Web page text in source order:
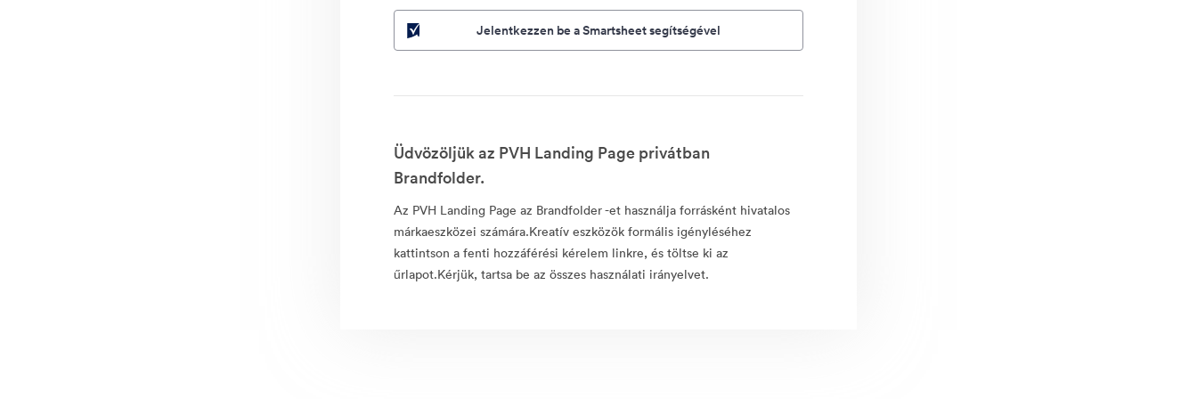
Jelentkezzen be a Smartsheet segítségével
Üdvözöljük az PVH Landing Page privátban
Brandfolder.
Az PVH Landing Page az Brandfolder -et használja forrásként hivatalos
márkaeszközei számára.Kreatív eszközök formális igényléséhez
kattintson a fenti hozzáférési kérelem linkre, és töltse ki az
űrlapot.Kérjük, tartsa be az összes használati irányelvet.